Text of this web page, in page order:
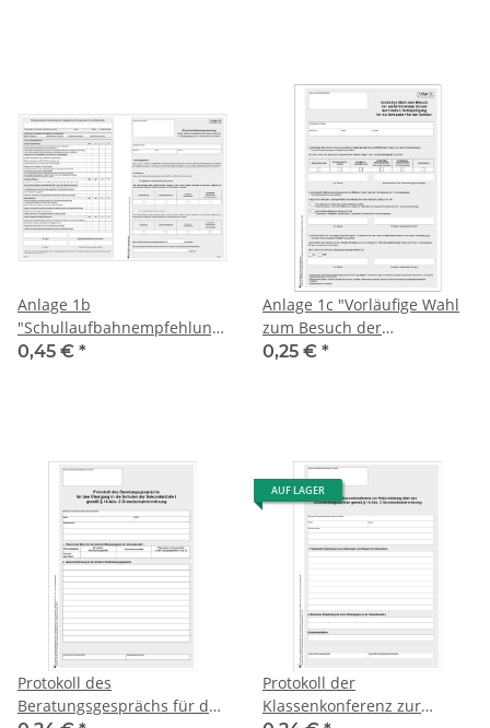
Anlage 1b
"Schullaufbahnempfehlung"
Sachsen-Anhalt
0,45 € *
Anlage 1c "Vorläufige Wahl
zum Besuch der
weiterführenden Schule"
0,25 € *
Protokoll des
Beratungsgesprächs für den
AUF LAGER
Protokoll der
Klassenkonferenz zur